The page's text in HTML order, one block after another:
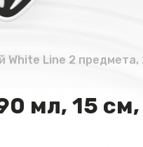
White Line 2
мл, 15